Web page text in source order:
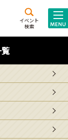
イベント
検索